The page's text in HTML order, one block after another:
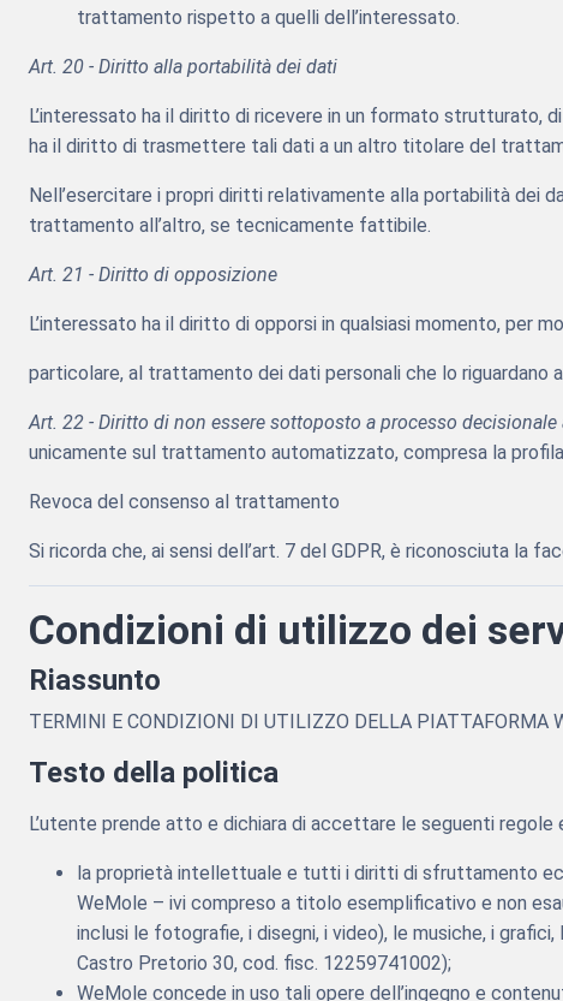
trattamento rispetto a quelli dell’interessato.
Art. 20 - Diritto alla portabilità dei dati
L’interessato ha il diritto di ricevere in un formato strutturato,
ha il diritto di trasmettere tali dati a un altro titolare del
Nell’esercitare i propri diritti relativamente alla portabilità dei
trattamento all’altro, se tecnicamente fattibile.
Art. 21 - Diritto di opposizione
L’interessato ha il diritto di opporsi in qualsiasi momento, per
particolare, al trattamento dei dati personali che lo riguardano
Art. 22 - Diritto di non essere sottoposto a processo
unicamente sul trattamento automatizzato, compresa la
Revoca del consenso al trattamento
Si ricorda che, ai sensi dell’art. 7 del GDPR, è riconosciuta la
Condizioni di utilizzo dei
Riassunto
TERMINI E CONDIZIONI DI UTILIZZO DELLA PIATTAFORMA
Testo della politica
L’utente prende atto e dichiara di accettare le seguenti
la proprietà intellettuale e tutti i diritti di sfruttamento
WeMole – ivi compreso a titolo esemplificativo e non
inclusi le fotografie, i disegni, i video), le musiche, i
Castro Pretorio 30, cod. fisc. 12259741002);
WeMole concede in uso tali opere dell’ingegno e